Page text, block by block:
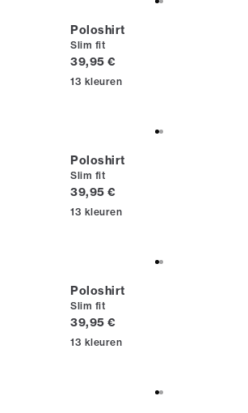
Poloshirt
Slim fit
Huidige prijs
39,95 €
13 kleuren
Poloshirt
Slim fit
Huidige prijs
39,95 €
13 kleuren
Poloshirt
Slim fit
Huidige prijs
39,95 €
13 kleuren